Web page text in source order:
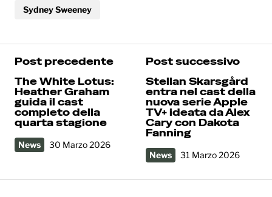
Sydney Sweeney
Post precedente
The White Lotus:
Heather Graham
guida il cast
completo della
quarta stagione
News 30 Marzo 2026
Post successivo
Stellan Skarsgård
entra nel cast della
nuova serie Apple
TV+ ideata da Alex
Cary con Dakota
Fanning
News 31 Marzo 2026